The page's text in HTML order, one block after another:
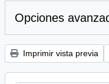
Opciones
Imprimir vista previa